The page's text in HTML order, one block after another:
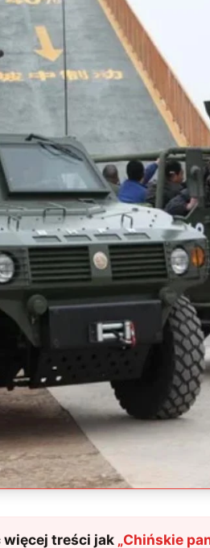
więcej treści jak „Chińskie